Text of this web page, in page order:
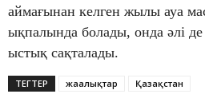
аймағынан келген жылы ауа
ықпалында болады, онда әлі
ыстық сақталады.
ТЕГТЕР жаңалықтар Қазақстан